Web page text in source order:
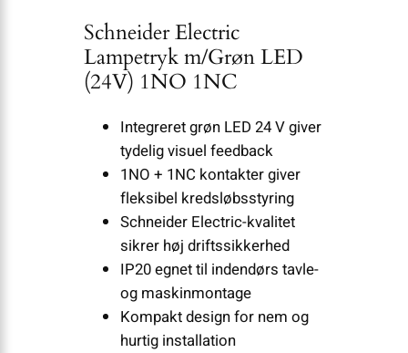
Schneider Electric
Lampetryk m/Grøn LED
(24V) 1NO 1NC
Integreret grøn LED 24 V giver
tydelig visuel feedback
1NO + 1NC kontakter giver
fleksibel kredsløbsstyring
Schneider Electric-kvalitet
sikrer høj driftssikkerhed
IP20 egnet til indendørs tavle-
og maskinmontage
Kompakt design for nem og
hurtig installation